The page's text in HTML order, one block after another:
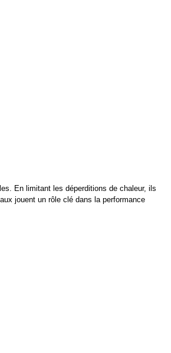
En limitant les déperditions de chaleur, ils
jouent un rôle clé dans la performance